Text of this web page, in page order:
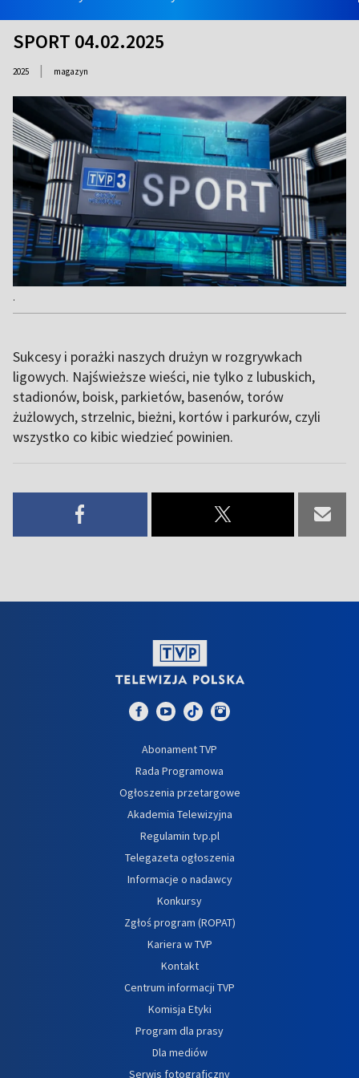
SPORT 04.02.2025
2025 | magazyn
.
Sukcesy i porażki naszych drużyn w rozgrywkach
ligowych. Najświeższe wieści, nie tylko z lubuskich,
stadionów, boisk, parkietów, basenów, torów
żużlowych, strzelnic, bieżni, kortów i parkurów, czyli
wszystko co kibic wiedzieć powinien.
Abonament TVP
Rada Programowa
Ogłoszenia przetargowe
Akademia Telewizyjna
Regulamin tvp.pl
Telegazeta ogłoszenia
Informacje o nadawcy
Konkursy
Zgłoś program (ROPAT)
Kariera w TVP
Kontakt
Centrum informacji TVP
Komisja Etyki
Program dla prasy
Dla mediów
Serwis fotograficzny